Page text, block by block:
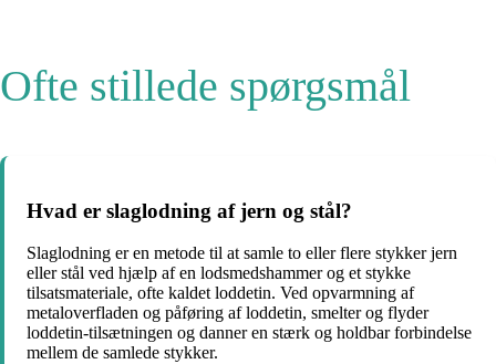
Ofte stillede spørgsmål
Hvad er slaglodning af jern og stål?
Slaglodning er en metode til at samle to eller flere stykker jern
eller stål ved hjælp af en lodsmedshammer og et stykke
tilsatsmateriale, ofte kaldet loddetin. Ved opvarmning af
metaloverfladen og påføring af loddetin, smelter og flyder
loddetin-tilsætningen og danner en stærk og holdbar forbindelse
mellem de samlede stykker.